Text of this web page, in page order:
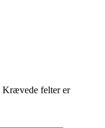
Krævede felter er